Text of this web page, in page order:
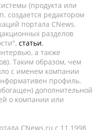
(продукта или
создается редактором
портала CNews.
разделов
статьи,
а также
Таким образом, чем
с именем компании
профиль.
дополнительной
о компании или
CNews.ru c 11.1998